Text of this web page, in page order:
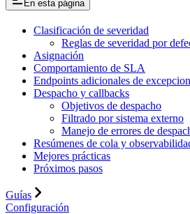
En esta página
Clasificación de severidad
Reglas de severidad por
Asignación
Comportamiento de SLA
Endpoints adicionales de
Despacho y callbacks
Objetivos de despacho
Filtrado por sistema externo
Manejo de errores de
Resúmenes de cola y
Mejores prácticas
Próximos pasos
Guías
Configuración